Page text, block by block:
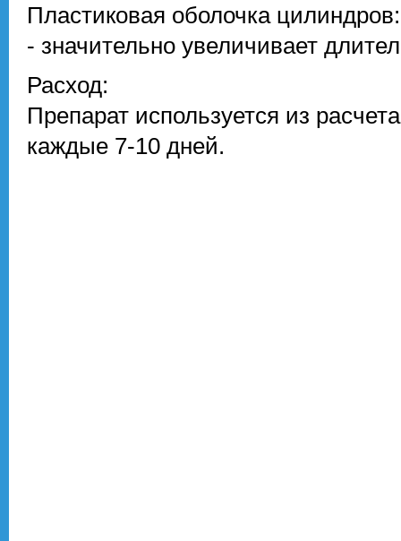
Пластиковая оболочка цилиндров:
- значительно увеличивает
Расход:
Препарат используется из
каждые 7-10 дней.